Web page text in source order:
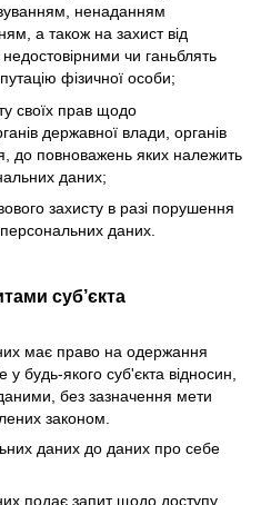
ненаданням
а також на захист від
чи ганьблять
фізичної особи;
своїх прав щодо
державної влади, органів
до повноважень яких належить
даних;
захисту в разі порушення
даних.
суб’єкта
має право на одержання
будь-якого суб'єкта відносин,
без зазначення мети
законом.
даних до даних про себе
подає запит щодо доступу